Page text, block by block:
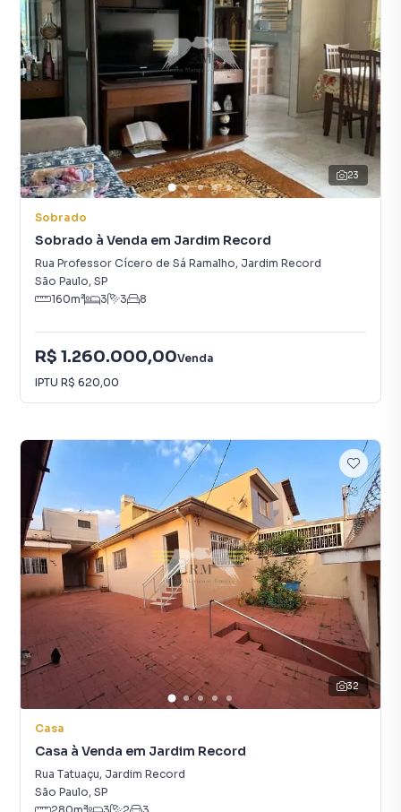
23
Sobrado
Sobrado à Venda em Jardim Record
Rua Professor Cícero de Sá Ramalho, Jardim Record
São Paulo, SP
160m² 3 3 8
R$ 1.260.000,00Venda
IPTU R$ 620,00
32
Casa
Casa à Venda em Jardim Record
Rua Tatuaçu, Jardim Record
São Paulo, SP